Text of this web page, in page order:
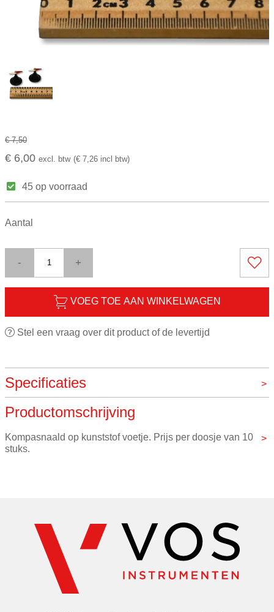
€ 7,50
€ 6,00 excl. btw (€ 7,26 incl btw)
45 op voorraad
Aantal
- +
VOEG TOE AAN WINKELWAGEN
Stel een vraag over dit product of de levertijd
Specificaties
Merk
Productomschrijving
Kompasnaald op kunststof voetje. Prijs per doosje van 10
stuks.